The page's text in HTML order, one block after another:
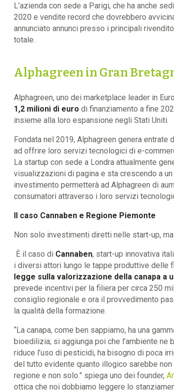
L’azienda con sede a Parigi, che ha anche
2020 e vendite record che dovrebbero
annunciato annunci presso i principali
totale.
Alphagreen in Gran
Alphagreen, uno dei marketplace leader in
1,2 milioni di euro di finanziamento a fine
insieme alla loro espansione negli Stati Uniti.
Fondata nel 2019, Alphagreen genera
ad offrire loro servizi tecnologici di e-
La startup con sede a Londra attualmente
visualizzazioni di pagina e sta crescendo a
investimento permetterà ad Alphagreen di
consumatori attraverso i loro servizi
Il caso Cannaben e Regione Piemonte
Non solo investimenti diretti nelle start-up,
È il caso di Cannaben, start-up innovativa
i diversi attori lungo le tappe produttive delle
legge sulla valorizzazione della canapa a
prevede incentivi per la filiera per circa 250
consiglio regionale e ora il provvedimento
la qualità della formazione.
“La canapa, come ben sappiamo, ha una
bioedilizia; si aggiunga poi che l’ambiente ne
riduce l’uso di pesticidi, ha bisogno di poca
del tutto evidente quanto illogico sarebbe
regione e non solo.” spiega uno dei founder,
ottica che noi dobbiamo leggere lo